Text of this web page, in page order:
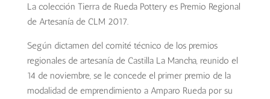
La colección Tierra de Rueda Pottery es Premio Regional
de Artesanía de CLM 2017.
Según dictamen del comité técnico de los premios
regionales de artesanía de Castilla La Mancha, reunido el
14 de noviembre, se le concede el primer premio de la
modalidad de emprendimiento a Amparo Rueda por su